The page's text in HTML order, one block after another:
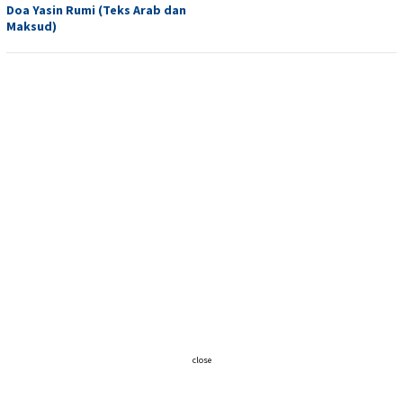
Doa Yasin Rumi (Teks Arab dan
Maksud)
close